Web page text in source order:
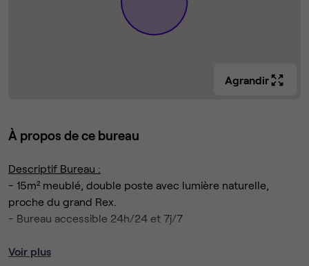
Agrandir
À propos de ce bureau
Descriptif Bureau :
- 15m² meublé, double poste avec lumière naturelle,
proche du grand Rex.
- Bureau accessible 24h/24 et 7j/7
Services & Prestations incluses :
Voir plus